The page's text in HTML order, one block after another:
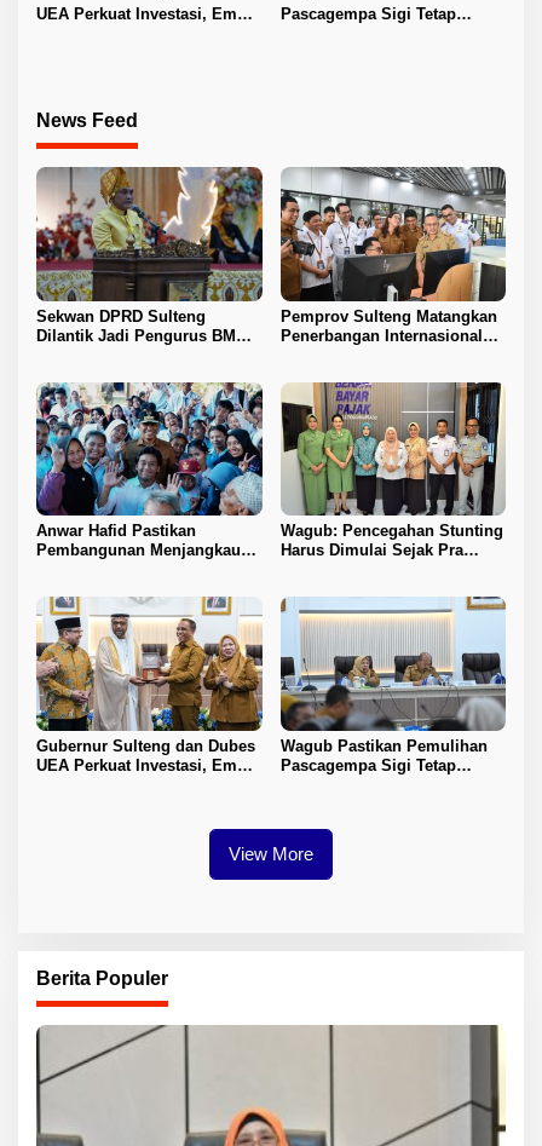
UEA Perkuat Investasi, Empat
Pascagempa Sigi Tetap
News Feed
Sekwan DPRD Sulteng
Dilantik Jadi Pengurus BMA
Pemprov Sulteng Matangkan
Penerbangan Internasional
Anwar Hafid Pastikan
Pembangunan Menjangkau
Wagub: Pencegahan Stunting
Harus Dimulai Sejak Pra
Gubernur Sulteng dan Dubes
UEA Perkuat Investasi, Empat
Wagub Pastikan Pemulihan
Pascagempa Sigi Tetap
View More
Berita Populer